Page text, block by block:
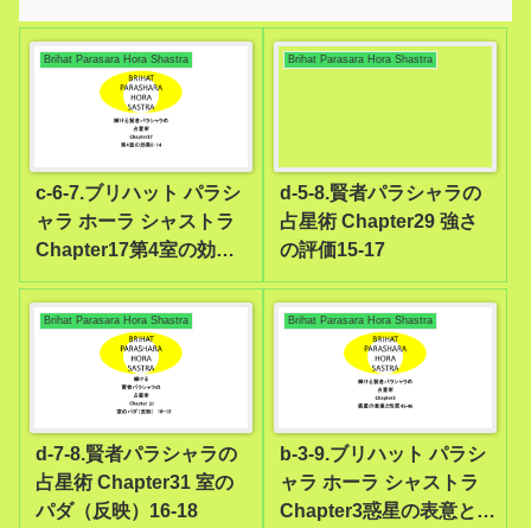
Brihat Parasara Hora Shastra
c-6-7.ブリハット パラシ
ャラ ホーラ シャストラ
Chapter17第4室の効果8-
14
Brihat Parasara Hora Shastra
d-5-8.賢者パラシャラの
占星術 Chapter29 強さ
の評価15-17
Brihat Parasara Hora Shastra
d-7-8.賢者パラシャラの
占星術 Chapter31 室の
パダ（反映）16-18
Brihat Parasara Hora Shastra
b-3-9.ブリハット パラシ
ャラ ホーラ シャストラ
Chapter3惑星の表意と性